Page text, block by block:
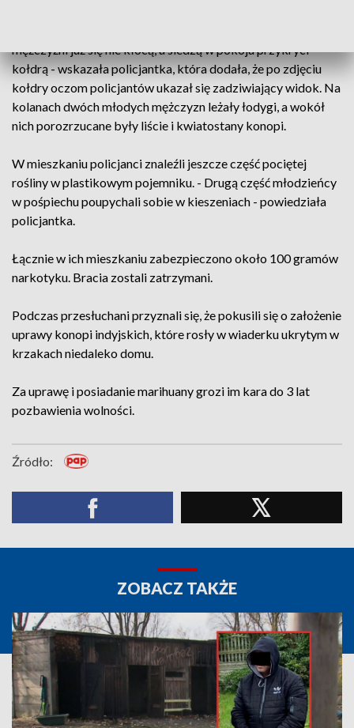
mężczyźni już się nie kłócą, a siedzą w pokoju przykryci
kołdrą - wskazała policjantka, która dodała, że po zdjęciu
kołdry oczom policjantów ukazał się zadziwiający widok. Na
kolanach dwóch młodych mężczyzn leżały łodygi, a wokół
nich porozrzucane były liście i kwiatostany konopi.
W mieszkaniu policjanci znaleźli jeszcze część pociętej
rośliny w plastikowym pojemniku. - Drugą część młodzieńcy
w pośpiechu poupychali sobie w kieszeniach - powiedziała
policjantka.
Łącznie w ich mieszkaniu zabezpieczono około 100 gramów
narkotyku. Bracia zostali zatrzymani.
Podczas przesłuchani przyznali się, że pokusili się o założenie
uprawy konopi indyjskich, które rosły w wiaderku ukrytym w
krzakach niedaleko domu.
Za uprawę i posiadanie marihuany grozi im kara do 3 lat
pozbawienia wolności.
Źródło:
ZOBACZ TAKŻE